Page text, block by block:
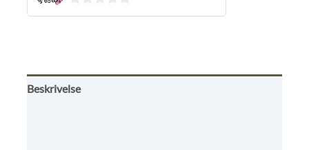
0
Beskrivelse